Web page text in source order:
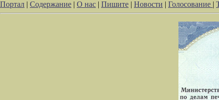
Портал | Содержание | О нас | Пишите | Новости | Голосование |